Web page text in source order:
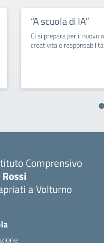
“A scuola di IA”
Ci si prepara per il nuovo
creatività e responsabilità
Comprensivo
Rossi
a Volturno